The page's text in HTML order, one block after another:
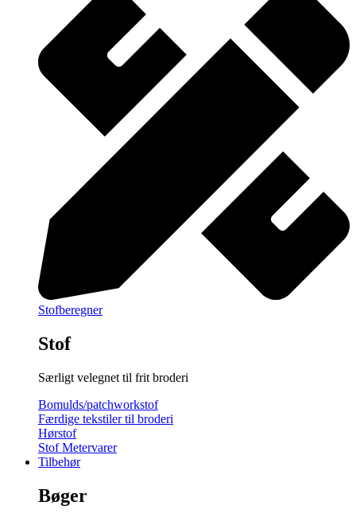
Stofberegner
Stof
Særligt velegnet til frit broderi
Bomulds/patchworkstof
Færdige tekstiler til broderi
Hørstof
Stof Metervarer
Tilbehør
Bøger